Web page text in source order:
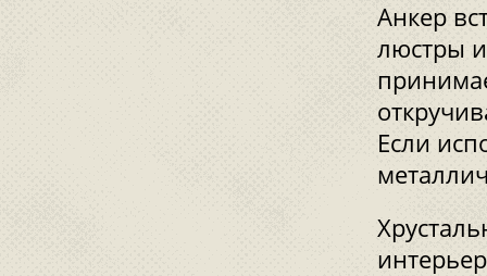
Анкер
люстры
Если